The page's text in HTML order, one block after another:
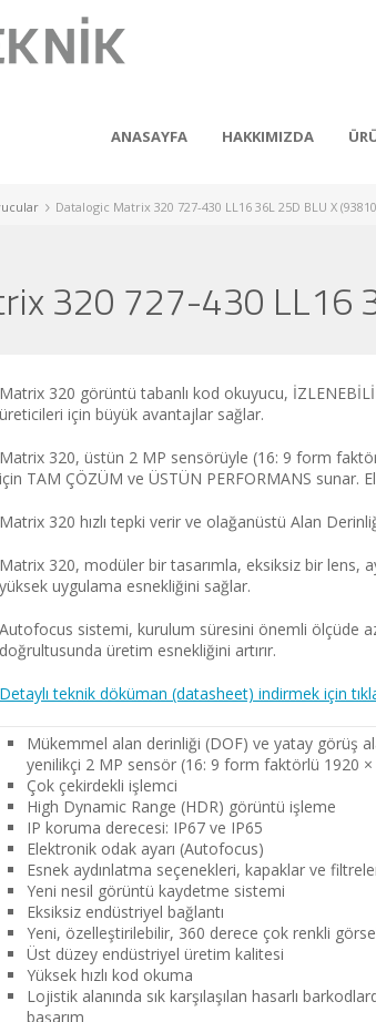
ANASAYFA HAKKIMIZDA
Datalogic Matrix 320 727-430 LL16 36L 25D BLU X
320 727-430 LL16
Matrix 320 görüntü tabanlı kod okuyucu,
üreticileri için büyük avantajlar sağlar.
Matrix 320, üstün 2 MP sensörüyle (16: 9 form
için TAM ÇÖZÜM ve ÜSTÜN PERFORMANS sunar.
Matrix 320 hızlı tepki verir ve olağanüstü Alan
Matrix 320, modüler bir tasarımla, eksiksiz bir lens,
yüksek uygulama esnekliğini sağlar.
Autofocus sistemi, kurulum süresini önemli ölçüde
doğrultusunda üretim esnekliğini artırır.
Detaylı teknik döküman (datasheet) indirmek için
Mükemmel alan derinliği (DOF) ve yatay görüş
yenilikçi 2 MP sensör (16: 9 form faktörlü 1920 ×
Çok çekirdekli işlemci
High Dynamic Range (HDR) görüntü işleme
IP koruma derecesi: IP67 ve IP65
Elektronik odak ayarı (Autofocus)
Esnek aydınlatma seçenekleri, kapaklar ve
Yeni nesil görüntü kaydetme sistemi
Eksiksiz endüstriyel bağlantı
Yeni, özelleştirilebilir, 360 derece çok renkli
Üst düzey endüstriyel üretim kalitesi
Yüksek hızlı kod okuma
Lojistik alanında sık karşılaşılan hasarlı
başarım